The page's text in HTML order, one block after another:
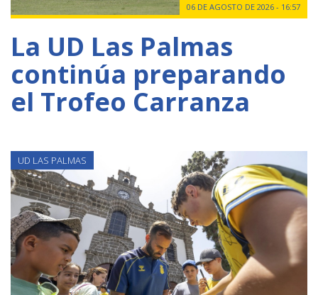
06 DE AGOSTO DE 2026 - 16:57
La UD Las Palmas
continúa preparando
el Trofeo Carranza
UD LAS PALMAS